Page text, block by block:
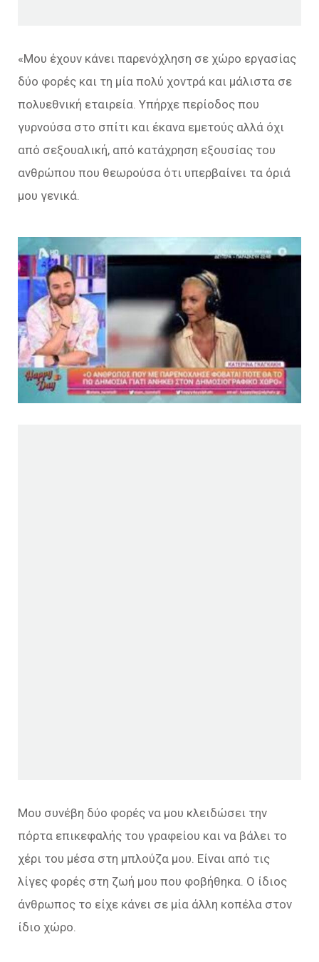
«Μου έχουν κάνει παρενόχληση σε χώρο εργασίας
δύο φορές και τη μία πολύ χοντρά και μάλιστα σε
πολυεθνική εταιρεία. Υπήρχε περίοδος που
γυρνούσα στο σπίτι και έκανα εμετούς αλλά όχι
από σεξουαλική, από κατάχρηση εξουσίας του
ανθρώπου που θεωρούσα ότι υπερβαίνει τα όριά
μου γενικά.
Μου συνέβη δύο φορές να μου κλειδώσει την
πόρτα επικεφαλής του γραφείου και να βάλει το
χέρι του μέσα στη μπλούζα μου. Είναι από τις
λίγες φορές στη ζωή μου που φοβήθηκα. Ο ίδιος
άνθρωπος το είχε κάνει σε μία άλλη κοπέλα στον
ίδιο χώρο.